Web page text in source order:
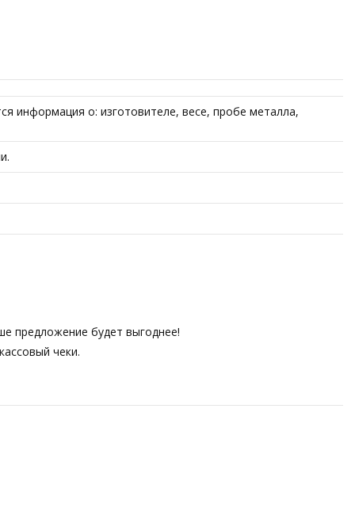
информация о: изготовителе, весе, пробе металла,
предложение будет выгоднее!
чеки.